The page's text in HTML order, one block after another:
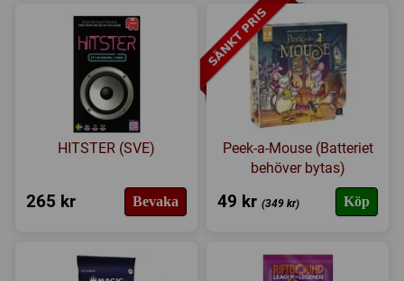
HITSTER (SVE)
265 kr Bevaka
Peek-a-Mouse (Batteriet
behöver bytas)
49 kr(349 kr) Köp